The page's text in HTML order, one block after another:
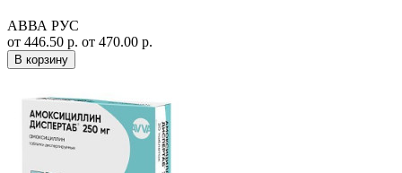
АВВА РУС
от 446.50 р. от 470.00 р.
В корзину